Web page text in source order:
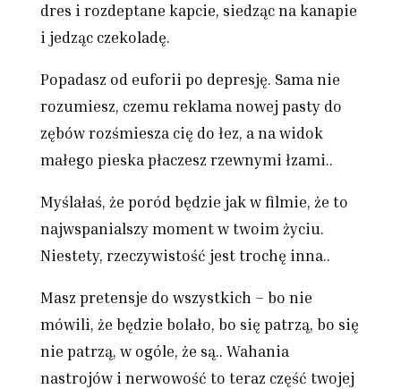
dres i rozdeptane kapcie, siedząc na kanapie
i jedząc czekoladę.
Popadasz od euforii po depresję. Sama nie
rozumiesz, czemu reklama nowej pasty do
zębów rozśmiesza cię do łez, a na widok
małego pieska płaczesz rzewnymi łzami..
Myślałaś, że poród będzie jak w filmie, że to
najwspanialszy moment w twoim życiu.
Niestety, rzeczywistość jest trochę inna..
Masz pretensje do wszystkich – bo nie
mówili, że będzie bolało, bo się patrzą, bo się
nie patrzą, w ogóle, że są.. Wahania
nastrojów i nerwowość to teraz część twojej